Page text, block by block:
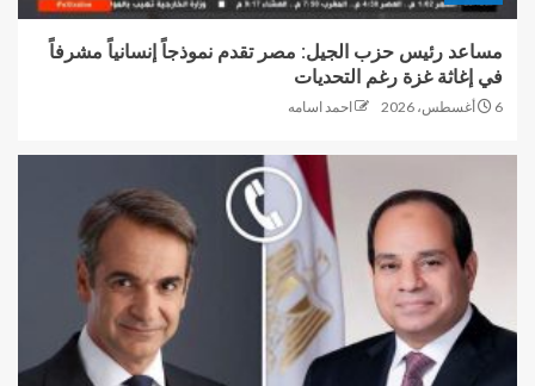
مساعد رئيس حزب الجيل: مصر تقدم نموذجاً إنسانياً مشرفاً
في إغاثة غزة رغم التحديات
6 أغسطس، 2026 احمد اسامه